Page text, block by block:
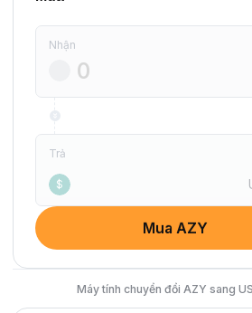
Nhận
Trả
$
Mua AZY
Máy tính chuyển đổi AZY sang